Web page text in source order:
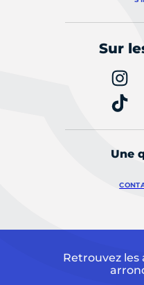
Sur
Une
Retrouvez